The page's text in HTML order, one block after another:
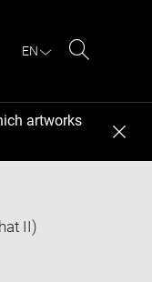
EN
artworks
II)